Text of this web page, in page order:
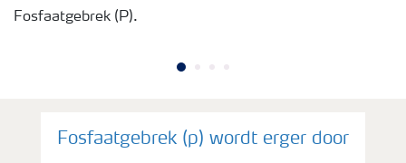
Fosfaatgebrek (P).
Fosfaatgebrek (p) wordt erger door